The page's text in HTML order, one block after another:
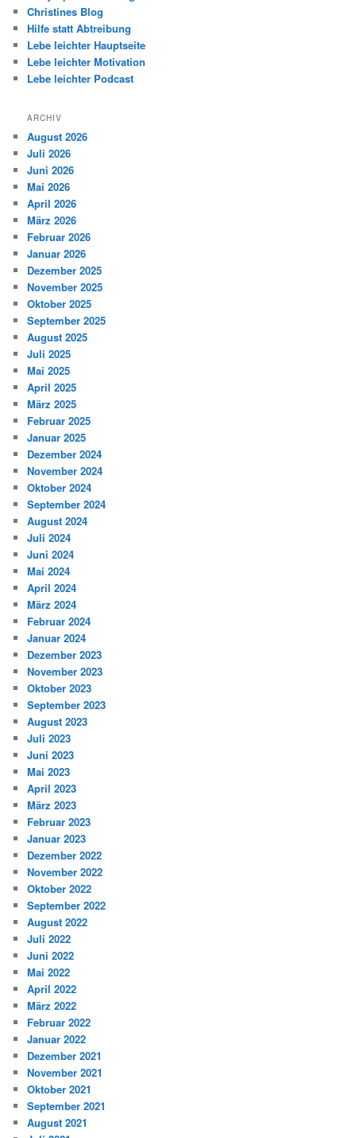
Christines Blog
Hilfe statt Abtreibung
Lebe leichter Hauptseite
Lebe leichter Motivation
Lebe leichter Podcast
ARCHIV
August 2026
Juli 2026
Juni 2026
Mai 2026
April 2026
März 2026
Februar 2026
Januar 2026
Dezember 2025
November 2025
Oktober 2025
September 2025
August 2025
Juli 2025
Mai 2025
April 2025
März 2025
Februar 2025
Januar 2025
Dezember 2024
November 2024
Oktober 2024
September 2024
August 2024
Juli 2024
Juni 2024
Mai 2024
April 2024
März 2024
Februar 2024
Januar 2024
Dezember 2023
November 2023
Oktober 2023
September 2023
August 2023
Juli 2023
Juni 2023
Mai 2023
April 2023
März 2023
Februar 2023
Januar 2023
Dezember 2022
November 2022
Oktober 2022
September 2022
August 2022
Juli 2022
Juni 2022
Mai 2022
April 2022
März 2022
Februar 2022
Januar 2022
Dezember 2021
November 2021
Oktober 2021
September 2021
August 2021